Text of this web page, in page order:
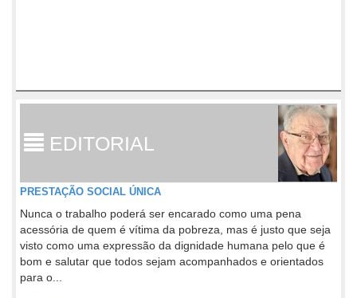
EDITORIAL
PRESTAÇÃO SOCIAL ÚNICA
Nunca o trabalho poderá ser encarado como uma pena
acessória de quem é vítima da pobreza, mas é justo que seja
visto como uma expressão da dignidade humana pelo que é
bom e salutar que todos sejam acompanhados e orientados
para o...